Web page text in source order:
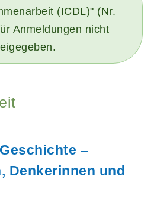
(ICDL)" (Nr.
Anmeldungen nicht
–
Denkerinnen und